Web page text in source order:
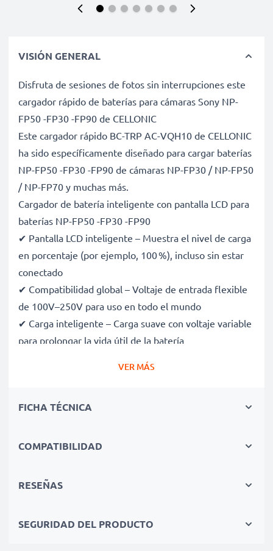
VISIÓN GENERAL
Disfruta de sesiones de fotos sin interrupciones este
cargador rápido de baterías para cámaras Sony NP-
FP50 -FP30 -FP90 de CELLONIC
Este cargador rápido BC-TRP AC-VQH10 de CELLONIC
ha sido específicamente diseñado para cargar baterías
NP-FP50 -FP30 -FP90 de cámaras NP-FP30 / NP-FP50
/ NP-FP70 y muchas más.
Cargador de batería inteligente con pantalla LCD para
baterías NP-FP50 -FP30 -FP90
✔ Pantalla LCD inteligente – Muestra el nivel de carga
en porcentaje (por ejemplo, 100 %), incluso sin estar
conectado
✔ Compatibilidad global – Voltaje de entrada flexible
de 100V–250V para uso en todo el mundo
✔ Carga inteligente – Carga suave con voltaje variable
para prolongar la vida útil de la batería
✔ Compacto y ligero – Cabe perfectamente en tu
✔ Materiales de calidad y duraderos – Incluye un cable
alimentación de CA
VER MÁS
FICHA TÉCNICA
COMPATIBILIDAD
RESEÑAS
SEGURIDAD DEL PRODUCTO